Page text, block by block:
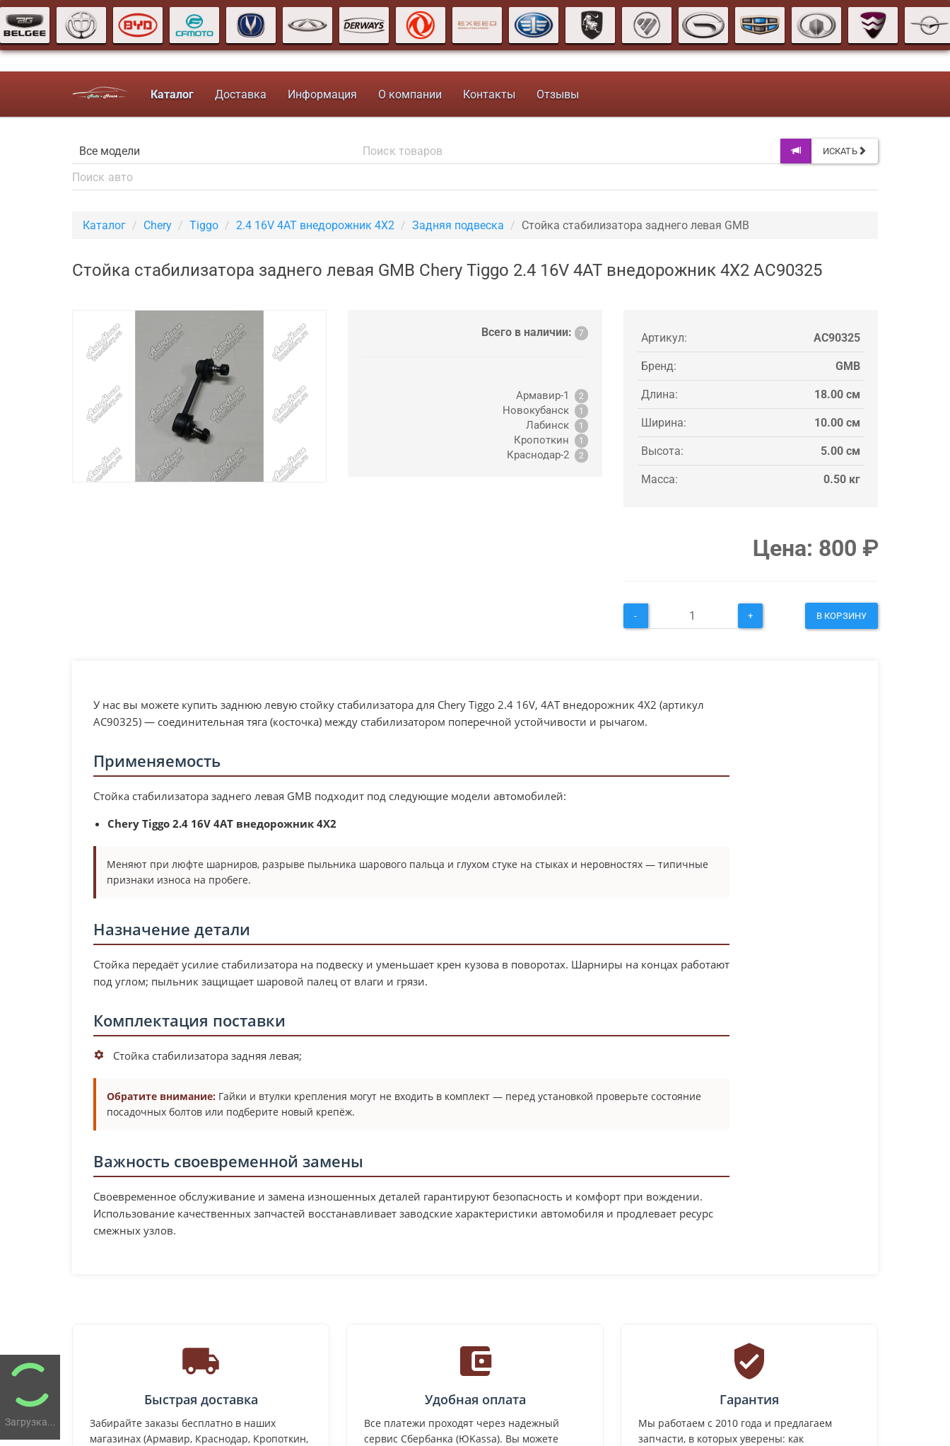
Загрузка...
Каталог Доставка Информация О компании Контакты Отзывы
ИСКАТЬ
Каталог Chery Tiggo 2.4 16V 4AT внедорожник 4X2 Задняя подвеска Стойка стабилизатора заднего левая GMB
Стойка стабилизатора заднего левая GMB Chery Tiggo 2.4 16V 4AT внедорожник 4X2 AC90325
Всего в наличии: 7
Армавир-1 2
Новокубанск 1
Лабинск 1
Кропоткин 1
Краснодар-2 2
Артикул: AC90325
Бренд: GMB
Длина: 18.00 см
Ширина: 10.00 см
Высота: 5.00 см
Масса: 0.50 кг
Цена: 800 ₽
- + В КОРЗИНУ
У нас вы можете купить заднюю левую стойку стабилизатора для Chery Tiggo 2.4 16V, 4AT внедорожник 4X2 (артикул
AC90325) — соединительная тяга (косточка) между стабилизатором поперечной устойчивости и рычагом.
Применяемость
Стойка стабилизатора заднего левая GMB подходит под следующие модели автомобилей:
Chery Tiggo 2.4 16V 4AT внедорожник 4X2
Меняют при люфте шарниров, разрыве пыльника шарового пальца и глухом стуке на стыках и неровностях — типичные
признаки износа на пробеге.
Назначение детали
Стойка передаёт усилие стабилизатора на подвеску и уменьшает крен кузова в поворотах. Шарниры на концах работают
под углом; пыльник защищает шаровой палец от влаги и грязи.
Комплектация поставки
Стойка стабилизатора задняя левая;
Обратите внимание: Гайки и втулки крепления могут не входить в комплект — перед установкой проверьте состояние
посадочных болтов или подберите новый крепёж.
Важность своевременной замены
Своевременное обслуживание и замена изношенных деталей гарантируют безопасность и комфорт при вождении.
Использование качественных запчастей восстанавливает заводские характеристики автомобиля и продлевает ресурс
смежных узлов.
Быстрая доставка
Забирайте заказы бесплатно в наших
магазинах (Армавир, Краснодар, Кропоткин,
Удобная оплата
Все платежи проходят через надежный
сервис Сбербанка (ЮKassa). Вы можете
Гарантия
Мы работаем с 2010 года и предлагаем
запчасти, в которых уверены: как